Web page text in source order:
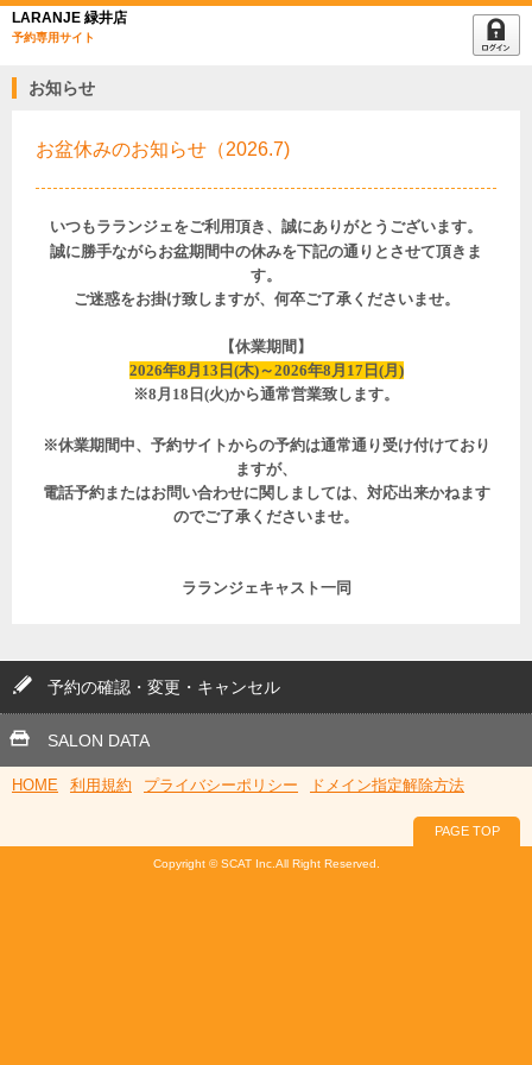
LARANJE 緑井店
予約専用サイト
お知らせ
お盆休みのお知らせ（2026.7)
いつもラランジェをご利用頂き、誠にありがとうございます。
誠に勝手ながらお盆期間中の休みを下記の通りとさせて頂きま
す。
ご迷惑をお掛け致しますが、何卒ご了承くださいませ。
【休業期間】
2026年8月13日(木)～2026年8月17日(月)
※8月18日(火)から通常営業致します。
※休業期間中、予約サイトからの予約は通常通り受け付けており
ますが、
電話予約またはお問い合わせに関しましては、対応出来かねます
のでご了承くださいませ。
ラランジェキャスト一同
予約の確認・変更・キャンセル
SALON DATA
HOME 利用規約 プライバシーポリシー ドメイン指定解除方法
PAGE TOP
Copyright © SCAT Inc.All Right Reserved.